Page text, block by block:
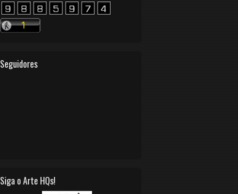
Seguidores
Siga o Arte HQs!